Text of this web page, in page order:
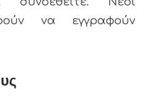
να εγγραφούν